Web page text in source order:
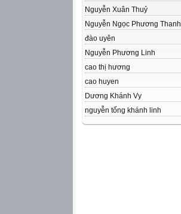
Nguyễn Xuân Thuỷ
Nguyễn Ngọc Phương Thanh
đào uyên
Nguyễn Phương Linh
cao thị hương
cao huyen
Dương Khánh Vy
nguyễn tống khánh linh